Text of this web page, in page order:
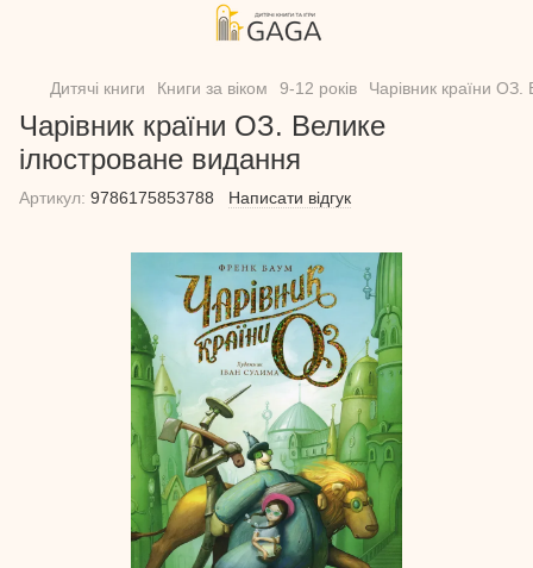
Дитячі книги Книги за віком 9-12 років Чарівник країни
Чарівник країни ОЗ. Велике
ілюстроване видання
Артикул: 9786175853788 Написати відгук